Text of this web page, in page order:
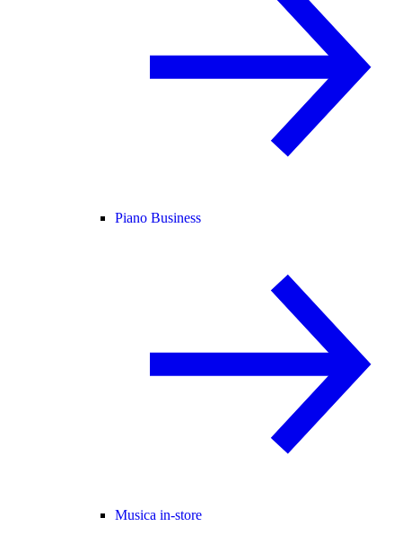
Piano Business
Musica in-store